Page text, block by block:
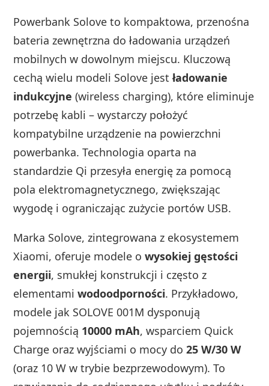
Powerbank Solove to kompaktowa, przenośna
bateria zewnętrzna do ładowania urządzeń
mobilnych w dowolnym miejscu. Kluczową
cechą wielu modeli Solove jestładowanie
indukcyjne (wireless charging), które eliminuje
potrzebę kabli – wystarczy położyć
kompatybilne urządzenie na powierzchni
powerbanka. Technologia oparta na
standardzie Qi przesyła energię za pomocą
pola elektromagnetycznego, zwiększając
wygodę i ograniczając zużycie portów USB.
Marka Solove, zintegrowana z ekosystemem
Xiaomi, oferuje modele owysokiej gęstości
energii, smukłej konstrukcji i często z
elementamiwodoodporności. Przykładowo,
modele jak SOLOVE 001M dysponują
pojemnością 10000 mAh, wsparciem Quick
Charge oraz wyjściami o mocy do25 W/30 W
(oraz 10 W w trybie bezprzewodowym). To